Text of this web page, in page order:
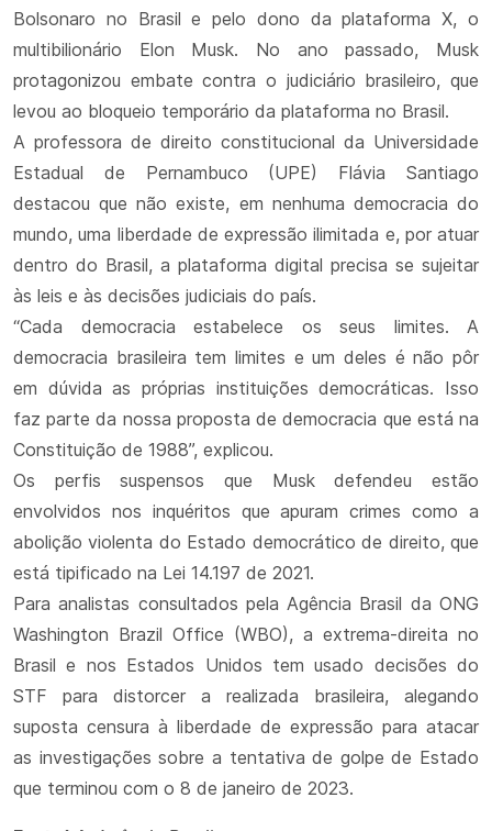
Bolsonaro no Brasil e pelo dono da plataforma X, o
multibilionário Elon Musk. No ano passado, Musk
protagonizou embate contra o judiciário brasileiro, que
levou ao bloqueio temporário da plataforma no Brasil.
A professora de direito constitucional da Universidade
Estadual de Pernambuco (UPE) Flávia Santiago
destacou que não existe, em nenhuma democracia do
mundo, uma liberdade de expressão ilimitada e, por atuar
dentro do Brasil, a plataforma digital precisa se sujeitar
às leis e às decisões judiciais do país.
“Cada democracia estabelece os seus limites. A
democracia brasileira tem limites e um deles é não pôr
em dúvida as próprias instituições democráticas. Isso
faz parte da nossa proposta de democracia que está na
Constituição de 1988”, explicou.
Os perfis suspensos que Musk defendeu estão
envolvidos nos inquéritos que apuram crimes como a
abolição violenta do Estado democrático de direito, que
está tipificado na Lei 14.197 de 2021.
Para analistas consultados pela Agência Brasil da ONG
Washington Brazil Office (WBO), a extrema-direita no
Brasil e nos Estados Unidos tem usado decisões do
STF para distorcer a realizada brasileira, alegando
suposta censura à liberdade de expressão para atacar
as investigações sobre a tentativa de golpe de Estado
que terminou com o 8 de janeiro de 2023.